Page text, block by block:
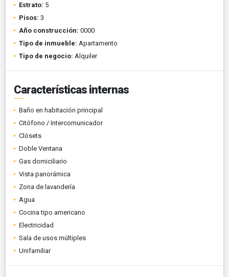
Estrato: 5
Pisos: 3
Año construcción: 0000
Tipo de inmueble: Apartamento
Tipo de negocio: Alquiler
Características internas
Baño en habitación principal
Citófono / Intercomunicador
Clósets
Doble Ventana
Gas domiciliario
Vista panorámica
Zona de lavandería
Agua
Cocina tipo americano
Electricidad
Sala de usos múltiples
Unifamiliar